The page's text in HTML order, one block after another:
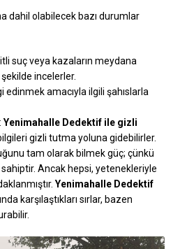
dahil olabilecek bazı durumlar
suç veya kazaların meydana
incelerler.
edinmek amacıyla ilgili şahıslarla
Yenimahalle Dedektif ile gizli
gizli tutma yoluna gidebilirler.
tam olarak bilmek güç; çünkü
Ancak hepsi, yetenekleriyle
Yenimahalle Dedektif
karşılaştıkları sırlar, bazen